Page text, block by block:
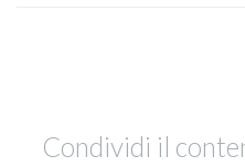
Condividi il